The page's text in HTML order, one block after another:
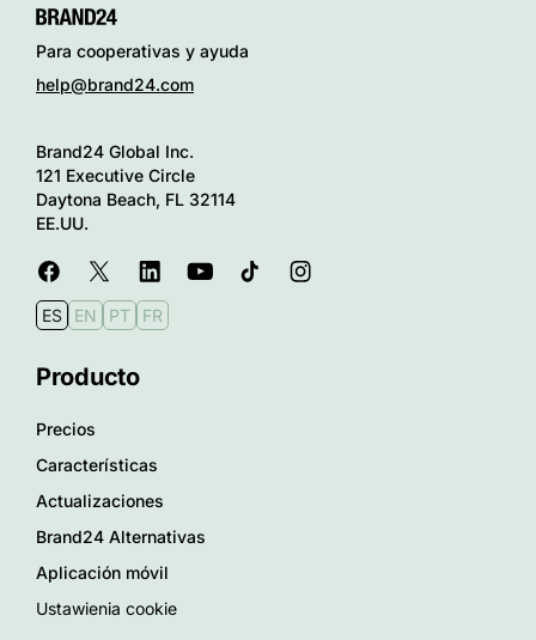
Para cooperativas y ayuda
help@brand24.com
Brand24 Global Inc.
121 Executive Circle
Daytona Beach, FL 32114
EE.UU.
ES EN PT FR
Producto
Precios
Características
Actualizaciones
Brand24 Alternativas
Aplicación móvil
Ustawienia cookie